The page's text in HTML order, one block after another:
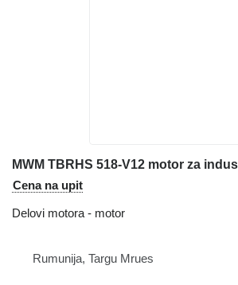
MWM TBRHS 518-V12 motor za
Cena na upit
Delovi motora - motor
Rumunija, Targu Mrues